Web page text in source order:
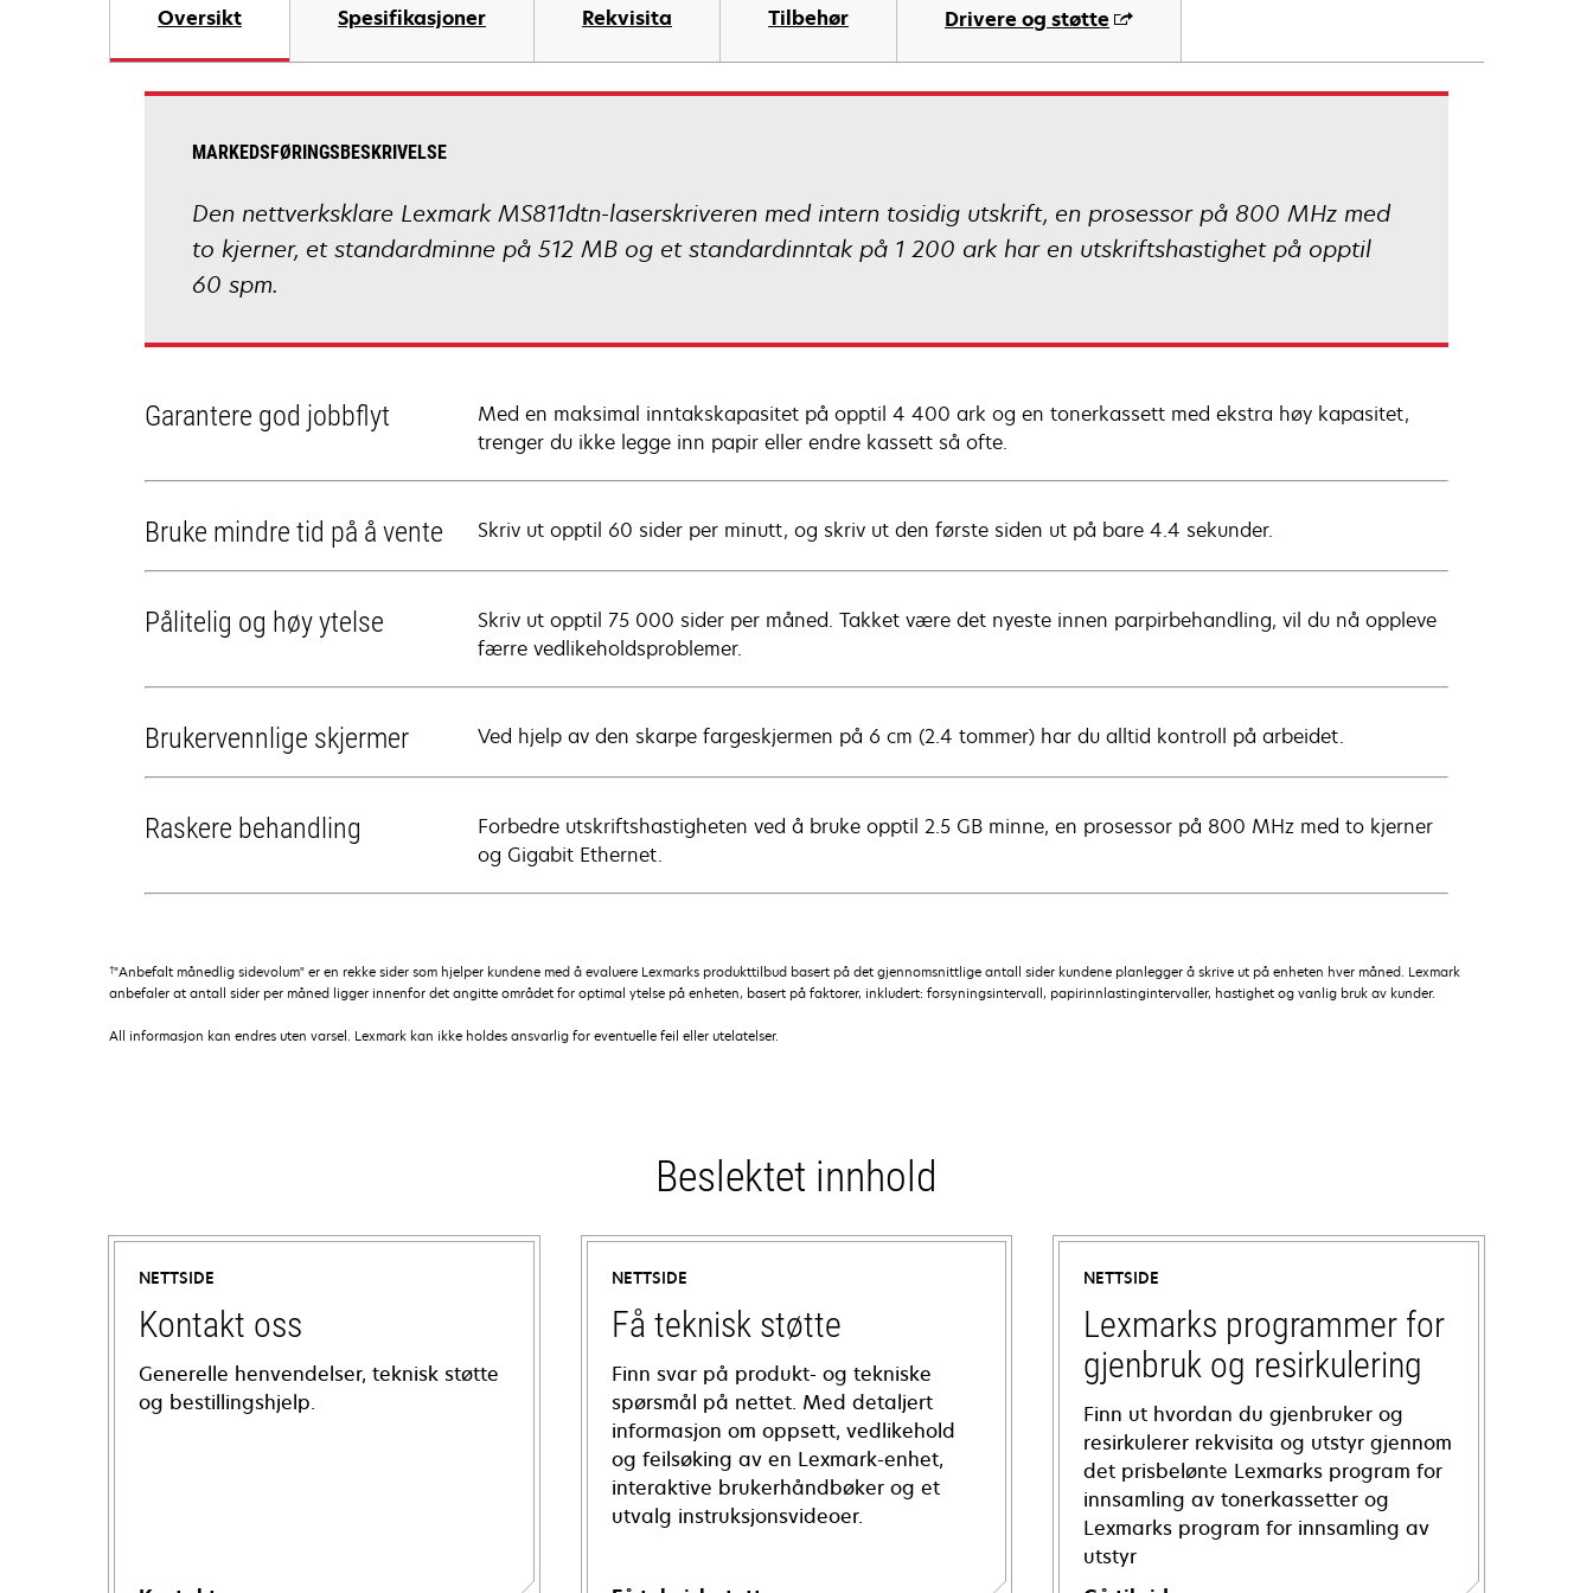
Oversikt Spesifikasjoner Rekvisita Tilbehør Drivere og støtte
MARKEDSFØRINGSBESKRIVELSE
Den nettverksklare Lexmark MS811dtn-laserskriveren med intern tosidig utskrift, en prosessor på 800 MHz med
to kjerner, et standardminne på 512 MB og et standardinntak på 1 200 ark har en utskriftshastighet på opptil
60 spm.
Garantere god jobbflyt
Med en maksimal inntakskapasitet på opptil 4 400 ark og en tonerkassett med ekstra høy kapasitet,
trenger du ikke legge inn papir eller endre kassett så ofte.
Bruke mindre tid på å vente Skriv ut opptil 60 sider per minutt, og skriv ut den første siden ut på bare 4.4 sekunder.
Pålitelig og høy ytelse
Skriv ut opptil 75 000 sider per måned. Takket være det nyeste innen parpirbehandling, vil du nå oppleve
færre vedlikeholdsproblemer.
Brukervennlige skjermer Ved hjelp av den skarpe fargeskjermen på 6 cm (2.4 tommer) har du alltid kontroll på arbeidet.
Raskere behandling
Forbedre utskriftshastigheten ved å bruke opptil 2.5 GB minne, en prosessor på 800 MHz med to kjerner
og Gigabit Ethernet.
†"Anbefalt månedlig sidevolum" er en rekke sider som hjelper kundene med å evaluere Lexmarks produkttilbud basert på det gjennomsnittlige antall sider kundene planlegger å skrive ut på enheten hver måned. Lexmark
anbefaler at antall sider per måned ligger innenfor det angitte området for optimal ytelse på enheten, basert på faktorer, inkludert: forsyningsintervall, papirinnlastingintervaller, hastighet og vanlig bruk av kunder.
All informasjon kan endres uten varsel. Lexmark kan ikke holdes ansvarlig for eventuelle feil eller utelatelser.
Beslektet innhold
NETTSIDE
Kontakt oss
Generelle henvendelser, teknisk støtte
og bestillingshjelp.
NETTSIDE
Få teknisk støtte
Finn svar på produkt- og tekniske
spørsmål på nettet. Med detaljert
informasjon om oppsett, vedlikehold
og feilsøking av en Lexmark-enhet,
interaktive brukerhåndbøker og et
utvalg instruksjonsvideoer.
NETTSIDE
Lexmarks programmer for
gjenbruk og resirkulering
Finn ut hvordan du gjenbruker og
resirkulerer rekvisita og utstyr gjennom
det prisbelønte Lexmarks program for
innsamling av tonerkassetter og
Lexmarks program for innsamling av
utstyr